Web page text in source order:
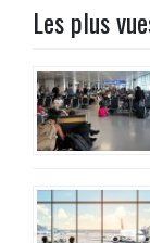
Les plus